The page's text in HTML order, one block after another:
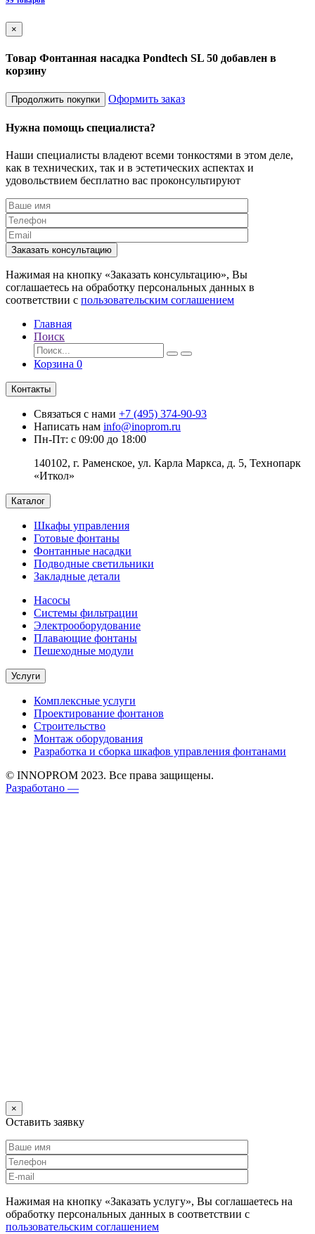
×
Товар Фонтанная насадка Pondtech SL 50 добавлен в
корзину
Продолжить покупки Оформить заказ
Нужна помощь специалиста?
Наши специалисты владеют всеми тонкостями в этом деле,
как в технических, так и в эстетических аспектах и
удовольствием бесплатно вас проконсультируют
Заказать консультацию
Нажимая на кнопку «Заказать консультацию», Вы
соглашаетесь на обработку персональных данных в
соответствии с пользовательским соглашением
Главная
Поиск
Корзина 0
Контакты
Связаться с нами +7 (495) 374-90-93
Написать нам info@inoprom.ru
Пн-Пт: с 09:00 до 18:00
140102, г. Раменское, ул. Карла Маркса, д. 5, Технопарк
«Иткол»
Каталог
Шкафы управления
Готовые фонтаны
Фонтанные насадки
Подводные светильники
Закладные детали
Насосы
Системы фильтрации
Электрооборудование
Плавающие фонтаны
Пешеходные модули
Услуги
Комплексные услуги
Проектирование фонтанов
Строительство
Монтаж оборудования
Разработка и сборка шкафов управления фонтанами
© INNOPROM 2023. Все права защищены.
Разработано —
×
Оставить заявку
Нажимая на кнопку «Заказать услугу», Вы соглашаетесь на
обработку персональных данных в соответствии с
пользовательским соглашением